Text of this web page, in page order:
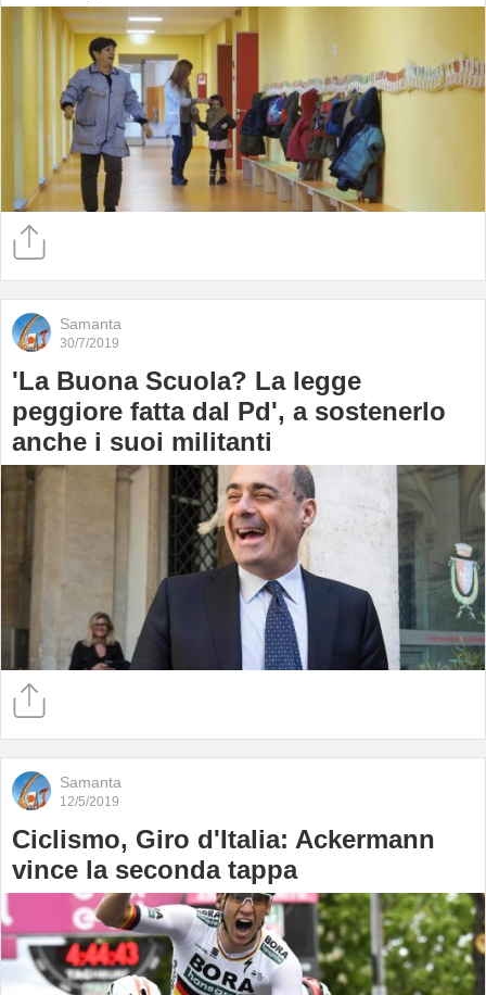
Samanta
30/7/2019
'La Buona Scuola? La legge
peggiore fatta dal Pd', a sostenerlo
anche i suoi militanti
Samanta
12/5/2019
Ciclismo, Giro d'Italia: Ackermann
vince la seconda tappa